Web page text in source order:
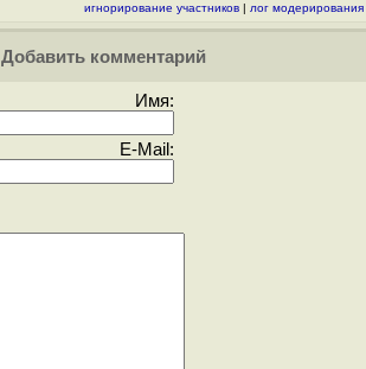
игнорирование участников | лог модерирования
Добавить комментарий
Имя:
E-Mail: